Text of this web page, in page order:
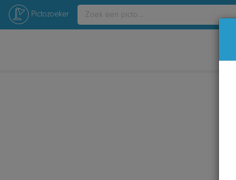
Pictozoeker